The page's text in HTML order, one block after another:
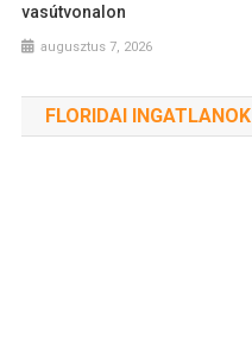
vasútvonalon
augusztus 7, 2026
FLORIDAI INGATLANOK